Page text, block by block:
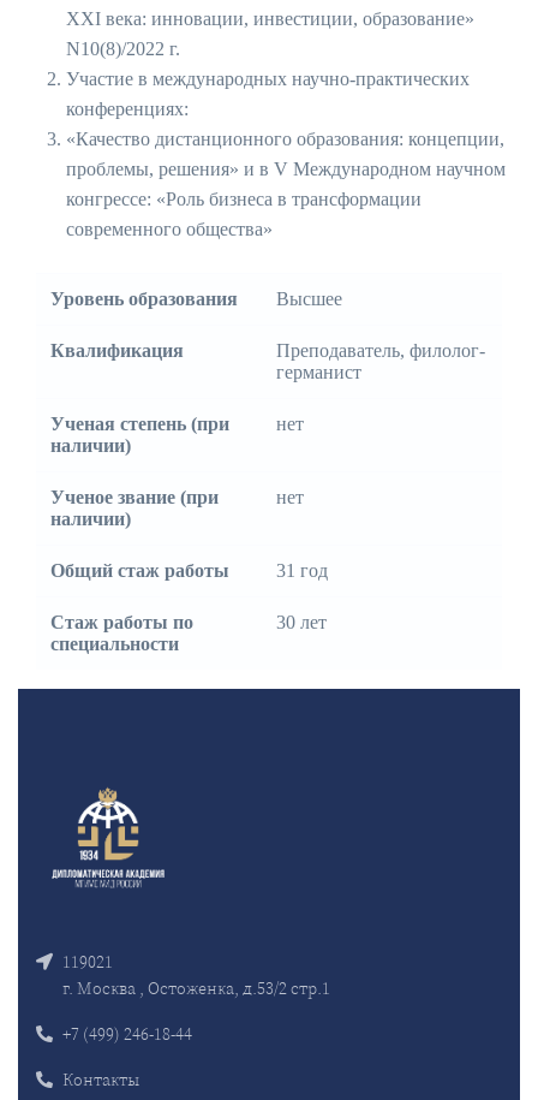
ХХI века: инновации, инвестиции, образование»
N10(8)/2022 г.
Участие в международных научно-практических
конференциях:
«Качество дистанционного образования: концепции,
проблемы, решения» и в V Международном научном
конгрессе: «Роль бизнеса в трансформации
современного общества»
Уровень образования Высшее
Квалификация
Преподаватель, филолог-
германист
Ученая степень (при
наличии)
нет
Ученое звание (при
наличии)
нет
Общий стаж работы 31 год
Стаж работы по
специальности
30 лет
119021
г. Москва , Остоженка, д.53/2 стр.1
+7 (499) 246-18-44
Контакты